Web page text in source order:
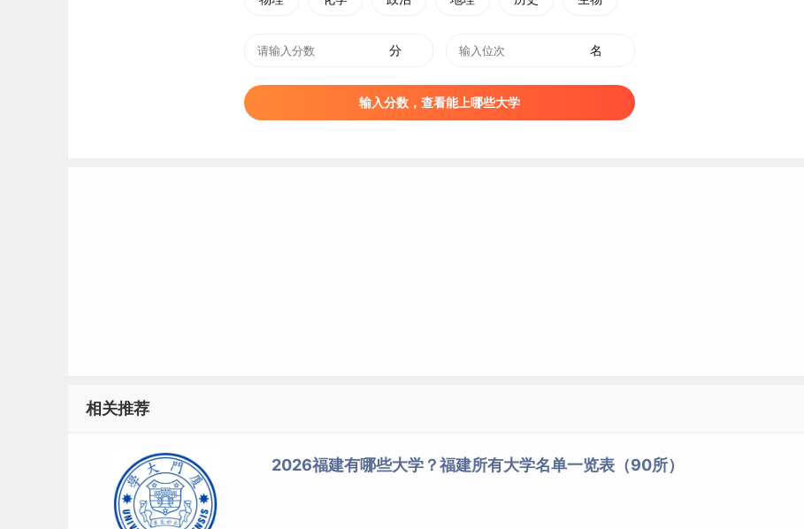
福州大学至诚学院 福建 福州
集美大学诚毅学院 福建 厦门
福建师范大学协和学院 福建
流”、 “211
目、国家大学生文化素质教育基地，是全国首批深化创新 创业教育改革示范高校，全国大学生创新创业实践联
盟、“21世纪海上丝绸之路”大学联盟牵头发起高校，中欧商校联盟、中国人工智能教育联席会创始会员，大学通识
教育联盟、CDIO工程教育联盟、海西医学联盟 、中国高校自贸区研究联盟成员。
分 名
输入分数，查看能上哪些大学
相关推荐
2026福建有哪些大学？福建所有大学名单一览表（90所）